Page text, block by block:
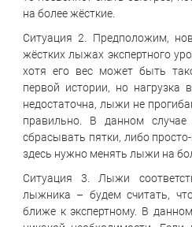
на более жёсткие.
Ситуация 2. Предположим,
жёстких лыжах экспертного
хотя его вес может быть
первой истории, но
недостаточна, лыжи не
правильно. В данном
сбрасывать пятки, либо
здесь нужно менять лыжи на
Ситуация 3. Лыжи
лыжника – будем считать,
ближе к экспертному. В